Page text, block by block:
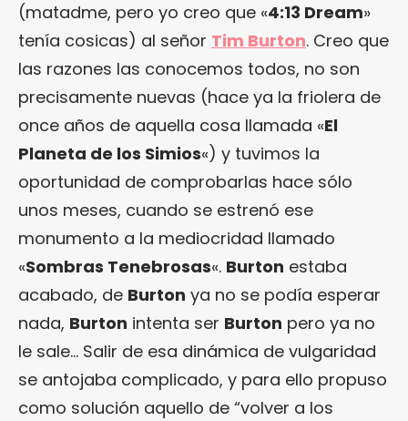
(matadme, pero yo creo que «4:13 Dream»
tenía cosicas) al señor Tim Burton. Creo que
las razones las conocemos todos, no son
precisamente nuevas (hace ya la friolera de
once años de aquella cosa llamada «El
Planeta de los Simios«) y tuvimos la
oportunidad de comprobarlas hace sólo
unos meses, cuando se estrenó ese
monumento a la mediocridad llamado
«Sombras Tenebrosas«. Burton estaba
acabado, de Burton ya no se podía esperar
nada, Burton intenta ser Burton pero ya no
le sale… Salir de esa dinámica de vulgaridad
se antojaba complicado, y para ello propuso
como solución aquello de “volver a los